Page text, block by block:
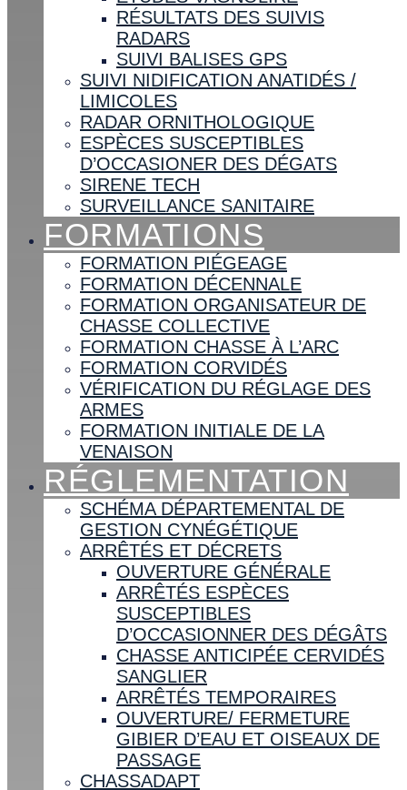
RÉSULTATS DES SUIVIS
RADARS
SUIVI BALISES GPS
SUIVI NIDIFICATION ANATIDÉS /
LIMICOLES
RADAR ORNITHOLOGIQUE
ESPÈCES SUSCEPTIBLES
D’OCCASIONER DES DÉGATS
SIRENE TECH
SURVEILLANCE SANITAIRE
FORMATIONS
FORMATION PIÉGEAGE
FORMATION DÉCENNALE
FORMATION ORGANISATEUR DE
CHASSE COLLECTIVE
FORMATION CHASSE À L’ARC
FORMATION CORVIDÉS
VÉRIFICATION DU RÉGLAGE DES
ARMES
FORMATION INITIALE DE LA
VENAISON
RÉGLEMENTATION
SCHÉMA DÉPARTEMENTAL DE
GESTION CYNÉGÉTIQUE
ARRÊTÉS ET DÉCRETS
OUVERTURE GÉNÉRALE
ARRÊTÉS ESPÈCES
SUSCEPTIBLES
D’OCCASIONNER DES DÉGÂTS
CHASSE ANTICIPÉE CERVIDÉS
SANGLIER
ARRÊTÉS TEMPORAIRES
OUVERTURE/ FERMETURE
GIBIER D’EAU ET OISEAUX DE
PASSAGE
CHASSADAPT